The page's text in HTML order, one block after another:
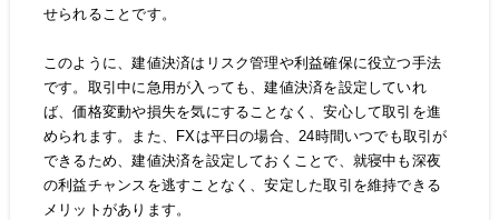
せられることです。
このように、建値決済はリスク管理や利益確保に役立つ手法
です。取引中に急用が入っても、建値決済を設定していれ
ば、価格変動や損失を気にすることなく、安心して取引を進
められます。また、FXは平日の場合、24時間いつでも取引が
できるため、建値決済を設定しておくことで、就寝中も深夜
の利益チャンスを逃すことなく、安定した取引を維持できる
メリットがあります。